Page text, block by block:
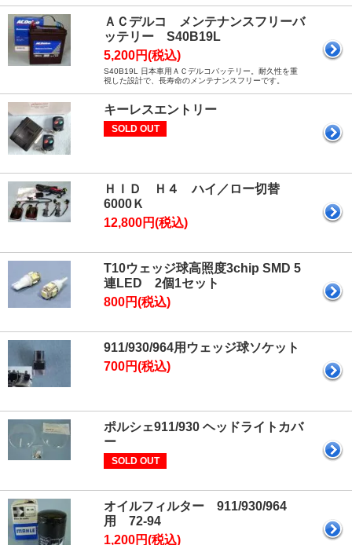
ＡＣデルコ メンテナンスフリーバ
ッテリー S40B19L
5,200円(税込)
S40B19L 日本車用ＡＣデルコバッテリー。耐久性を重
視した設計で、長寿命のメンテナンスフリーです。
キーレスエントリー
SOLD OUT
ＨＩＤ Ｈ４ ハイ／ロー切替
6000Ｋ
12,800円(税込)
T10ウェッジ球高照度3chip SMD 5
連LED 2個1セット
800円(税込)
911/930/964用ウェッジ球ソケット
700円(税込)
ポルシェ911/930 ヘッドライトカバ
ー
SOLD OUT
オイルフィルター 911/930/964
用 72-94
1,200円(税込)